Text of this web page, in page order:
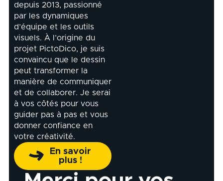
depuis 2013, passionné
par les dynamiques
d’équipe et les outils
visuels. À l’origine du
projet PictoDico, je suis
convaincu que le dessin
peut transformer la
manière de communiquer
et de collaborer. Je serai
à vos côtés pour vous
guider pas à pas et vous
donner confiance en
votre créativité.
En savoir
plus !